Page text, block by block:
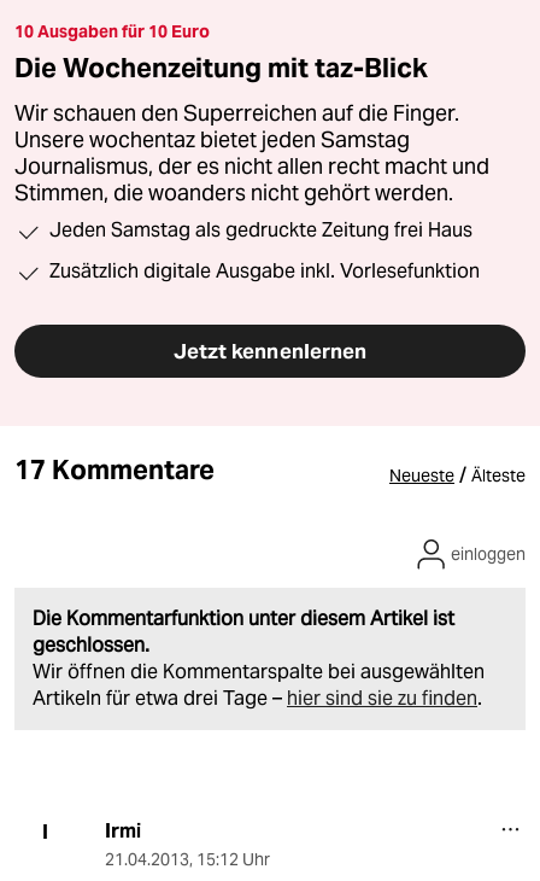
10 Ausgaben für 10 Euro
Die Wochenzeitung mit taz-Blick
Wir schauen den Superreichen auf die Finger.
Unsere wochentaz bietet jeden Samstag
Journalismus, der es nicht allen recht macht und
Stimmen, die woanders nicht gehört werden.
Jeden Samstag als gedruckte Zeitung frei Haus
Zusätzlich digitale Ausgabe inkl. Vorlesefunktion
Jetzt kennenlernen
17 Kommentare Neueste / Älteste
Die Kommentarfunktion unter diesem Artikel ist
geschlossen.
Wir öffnen die Kommentarspalte bei ausgewählten
Artikeln für etwa drei Tage – hier sind sie zu finden.
einloggen
I Irmi
21.04.2013, 15:12 Uhr